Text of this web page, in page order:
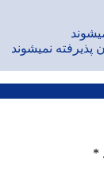
پذیرفته نمیشوند
*